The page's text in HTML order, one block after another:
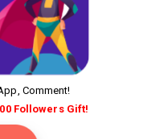
Comment!
Followers Gift!